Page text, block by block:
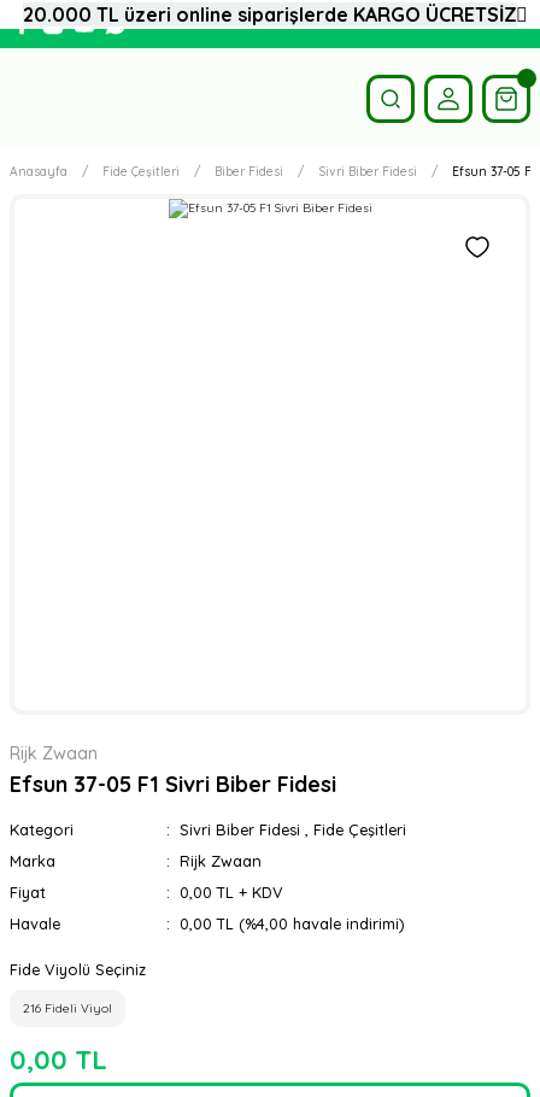
Anasayfa Fide Çeşitleri Biber Fidesi Sivri Biber Fidesi Efsun 37-05
Rijk Zwaan
Efsun 37-05 F1 Sivri Biber Fidesi
Kategori Sivri Biber Fidesi
Fide Çeşitleri
Marka
Rijk Zwaan
Fiyat
0,00 TL + KDV
Havale
0,00 TL (%4,00 havale indirimi)
Fide Viyolü Seçiniz
216 Fideli Viyol
0,00 TL
20.000 TL üzeri online siparişlerde KARGO ÜCRETSİZ